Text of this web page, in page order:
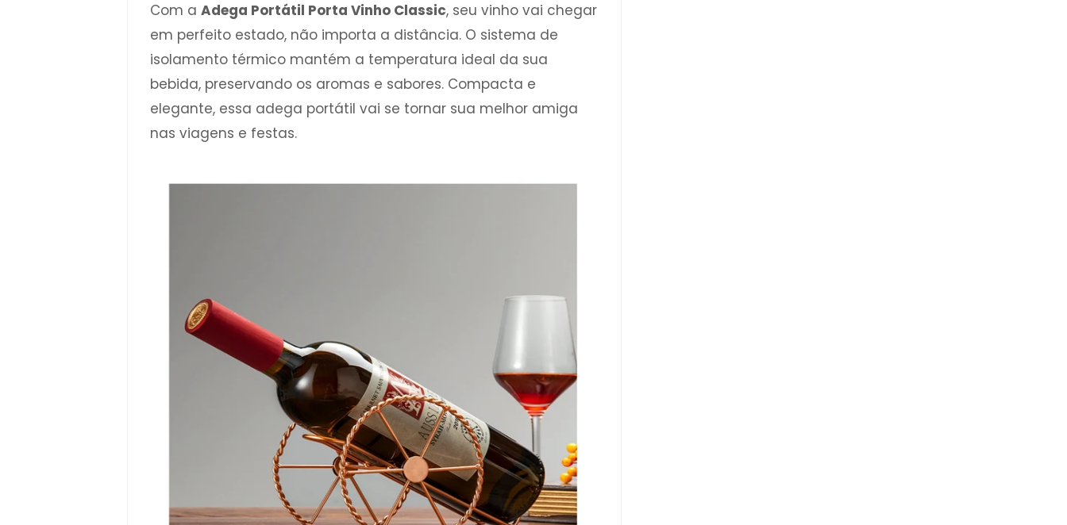
Com aAdega Portátil Porta Vinho Classic, seu vinho vai chegar
em perfeito estado, não importa a distância. O sistema de
isolamento térmico mantém a temperatura ideal da sua
bebida, preservando os aromas e sabores. Compacta e
elegante, essa adega portátil vai se tornar sua melhor amiga
nas viagens e festas.